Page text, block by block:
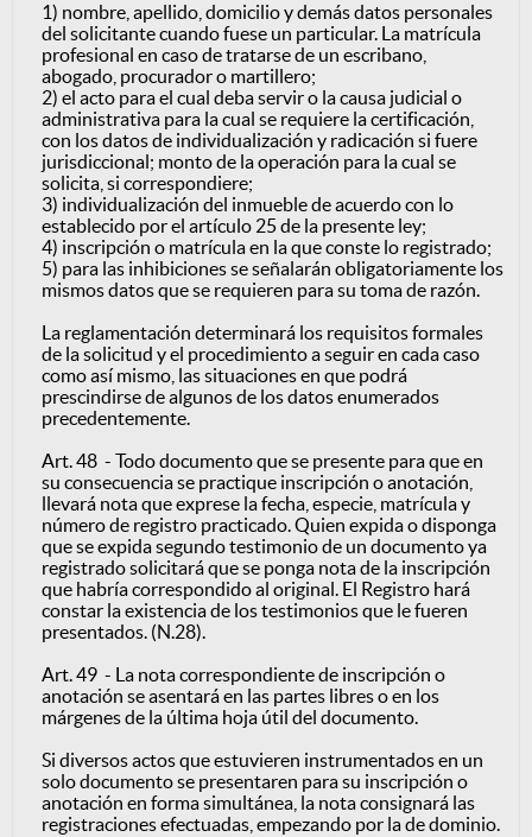
1) nombre, apellido, domicilio y demás datos personales
del solicitante cuando fuese un particular. La matrícula
profesional en caso de tratarse de un escribano,
abogado, procurador o martillero;
2) el acto para el cual deba servir o la causa judicial o
administrativa para la cual se requiere la certificación,
con los datos de individualización y radicación si fuere
jurisdiccional; monto de la operación para la cual se
solicita, si correspondiere;
3) individualización del inmueble de acuerdo con lo
establecido por el artículo 25 de la presente ley;
4) inscripción o matrícula en la que conste lo registrado;
5) para las inhibiciones se señalarán obligatoriamente los
mismos datos que se requieren para su toma de razón.
La reglamentación determinará los requisitos formales
de la solicitud y el procedimiento a seguir en cada caso
como así mismo, las situaciones en que podrá
prescindirse de algunos de los datos enumerados
precedentemente.
Art. 48 - Todo documento que se presente para que en
su consecuencia se practique inscripción o anotación,
llevará nota que exprese la fecha, especie, matrícula y
número de registro practicado. Quien expida o disponga
que se expida segundo testimonio de un documento ya
registrado solicitará que se ponga nota de la inscripción
que habría correspondido al original. El Registro hará
constar la existencia de los testimonios que le fueren
presentados. (N.28).
Art. 49 - La nota correspondiente de inscripción o
anotación se asentará en las partes libres o en los
márgenes de la última hoja útil del documento.
Si diversos actos que estuvieren instrumentados en un
solo documento se presentaren para su inscripción o
anotación en forma simultánea, la nota consignará las
registraciones efectuadas, empezando por la de dominio.